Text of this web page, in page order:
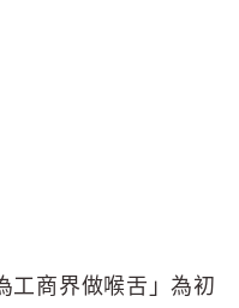
工商界做喉舌」為初